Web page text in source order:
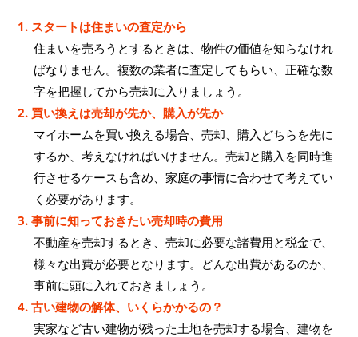
1. スタートは住まいの査定から
住まいを売ろうとするときは、物件の価値を知らなけれ
ばなりません。複数の業者に査定してもらい、正確な数
字を把握してから売却に入りましょう。
2. 買い換えは売却が先か、購入が先か
マイホームを買い換える場合、売却、購入どちらを先に
するか、考えなければいけません。売却と購入を同時進
行させるケースも含め、家庭の事情に合わせて考えてい
く必要があります。
3. 事前に知っておきたい売却時の費用
不動産を売却するとき、売却に必要な諸費用と税金で、
様々な出費が必要となります。どんな出費があるのか、
事前に頭に入れておきましょう。
4. 古い建物の解体、いくらかかるの？
実家など古い建物が残った土地を売却する場合、建物を